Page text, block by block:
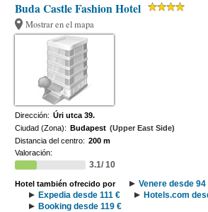
Buda Castle Fashion Hotel
Mostrar en el mapa
Dirección: Úri utca 39.
Ciudad (Zona): Budapest (Upper East Side)
Distancia del centro: 200 m
Valoración:
3.1/ 10
Hotel también ofrecido por
Venere desde 94
Expedia desde 111 €
Hotels.com
Booking desde 119 €